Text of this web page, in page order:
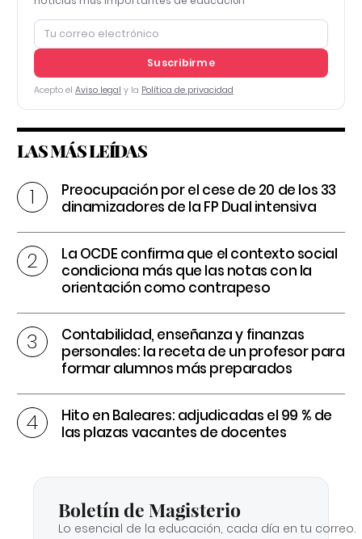
Suscribirme
Acepto el Aviso legal y la Política de privacidad
LAS MÁS LEÍDAS
Preocupación por el cese de 20 de los 33
dinamizadores de la FP Dual intensiva
La OCDE confirma que el contexto social
condiciona más que las notas con la
orientación como contrapeso
Contabilidad, enseñanza y finanzas
personales: la receta de un profesor para
formar alumnos más preparados
Hito en Baleares: adjudicadas el 99 % de
las plazas vacantes de docentes
Boletín de Magisterio
Lo esencial de la educación, cada día en tu correo.